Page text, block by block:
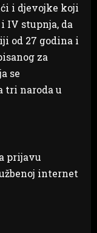
i djevojke koji
IV stupnja, da
od 27 godina i
za
se
tri naroda u
prijavu
internet